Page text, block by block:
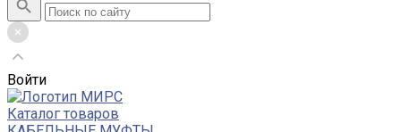
Войти
Каталог товаров